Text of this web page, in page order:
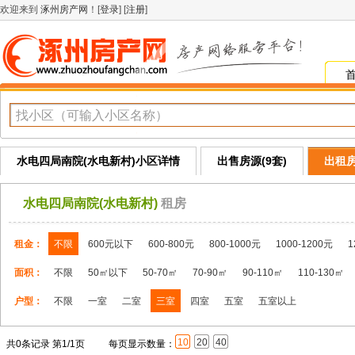
欢迎来到 涿州房产网 ！[登录] [注册]
水电四局南院(水电新村)小区详情 出售房源(9套) 出租
水电四局南院(水电新村) 租房
租金： 不限 600元以下 600-800元 800-1000元 1000-1200元
面积： 不限 50㎡以下 50-70㎡ 70-90㎡ 90-110㎡ 110-130㎡
户型： 不限 一室 二室 三室 四室 五室 五室以上
共0条记录 第1/1页 每页显示数量： 10 20 40